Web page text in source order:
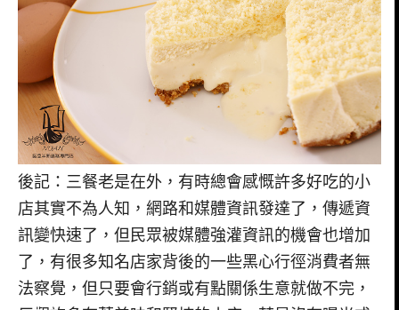
後記：三餐老是在外，有時總會感慨許多好吃的小
店其實不為人知，網路和媒體資訊發達了，傳遞資
訊變快速了，但民眾被媒體強灌資訊的機會也增加
了，有很多知名店家背後的一些黑心行徑消費者無
法察覺，但只要會行銷或有點關係生意就做不完，